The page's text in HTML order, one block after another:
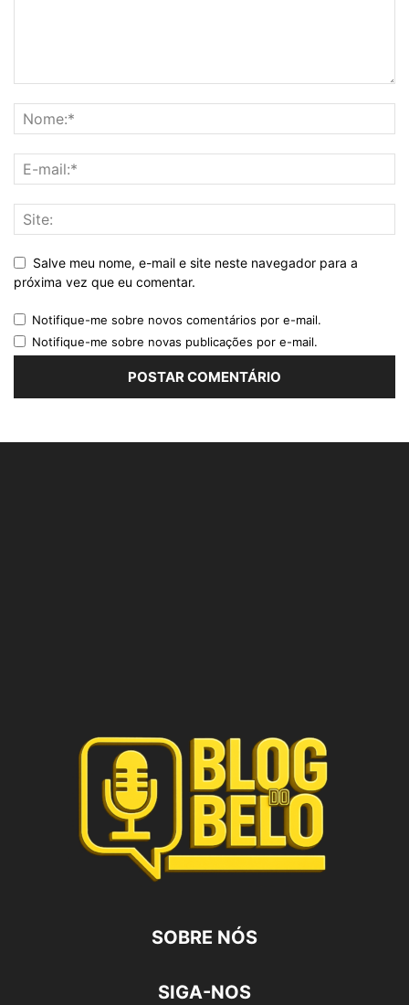
Salve meu nome, e-mail e site neste navegador para a
próxima vez que eu comentar.
Notifique-me sobre novos comentários por e-mail.
Notifique-me sobre novas publicações por e-mail.
SOBRE NÓS
SIGA-NOS